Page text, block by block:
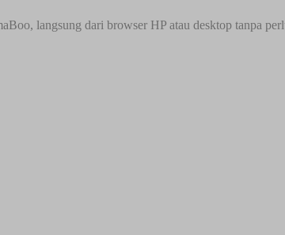
langsung dari browser HP atau desktop tanpa